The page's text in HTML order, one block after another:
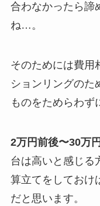
合わなかったら諦
ね…。
そのためには費用
ションリングのた
ものをためらわず
2万円前後〜30万
台は高いと感じる
算立てをしておけ
だと思います。